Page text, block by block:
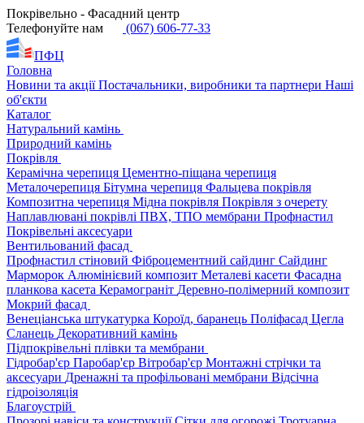
Покрівельно - Фасадний центр
Телефонуйте нам
(067) 606-77-33
ПФЦ
Головна
Новини та акціїПостачальники, виробники та партнери Наші
об'єкти
Каталог
Натуральний камінь
Природний камінь
Покрівля
Керамічна черепиця Цементно-піщана черепиця
Металочерепиця Бітумна черепиця Фальцева покрівля
Композитна черепиця Мідна покрівля Покрівля з очерету
Наплавлювані покрівлі ПВХ, ТПО мембрани Профнастил
Покрівельні аксесуари
Вентильований фасад
Профнастил стіновий Фіброцементний сайдинг Сайдинг
Марморок Алюмінієвий композит Металеві касети Фасадна
планкова касета Керамограніт Деревно-полімерний композит
Мокрий фасад
Венеціанська штукатурка Короїд, баранець Поліфасад Цегла
Сланець Декоративний камінь
Підпокрівельні плівки та мембрани
Гідробар'єр Паробар'єр Вітробар'єр Монтажні стрічки та
аксесуари Дренажні та профільовані мембрани Відсічна
гідроізоляція
Благоустрій